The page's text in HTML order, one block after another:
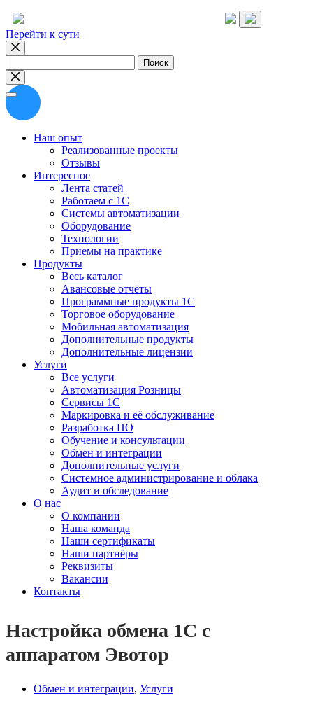
Перейти к сути
Наш опыт
Реализованные проекты
Отзывы
Интересное
Лента статей
Работаем с 1С
Системы автоматизации
Оборудование
Технологии
Приемы на практике
Продукты
Весь каталог
Авансовые отчёты
Программные продукты 1С
Торговое оборудование
Мобильная автоматизация
Дополнительные продукты
Дополнительные лицензии
Услуги
Все услуги
Автоматизация Розницы
Сервисы 1С
Маркировка и её обслуживание
Разработка ПО
Обучение и консультации
Обмен и интеграции
Дополнительные услуги
Системное администрирование и облака
Аудит и обследование
О нас
О компании
Наша команда
Наши сертификаты
Наши партнёры
Реквизиты
Вакансии
Контакты
Настройка обмена 1С с
аппаратом Эвотор
Обмен и интеграции, Услуги